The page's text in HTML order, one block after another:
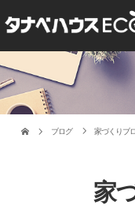
ブログ 家づくりブ
家